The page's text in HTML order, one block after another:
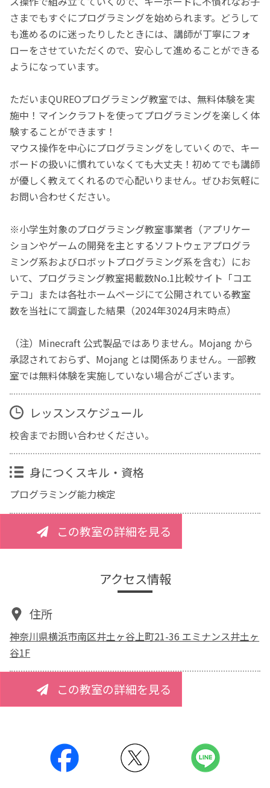
さまでもすぐにプログラミングを始められます。どうして
も進めるのに迷ったりしたときには、講師が丁寧にフォ
ローをさせていただくので、安心して進めることができる
ようになっています。
ただいまQUREOプログラミング教室では、無料体験を実
施中！マインクラフトを使ってプログラミングを楽しく体
験することができます！
マウス操作を中心にプログラミングをしていくので、キー
ボードの扱いに慣れていなくても大丈夫！初めてでも講師
が優しく教えてくれるので心配いりません。ぜひお気軽に
お問い合わせください。
※小学生対象のプログラミング教室事業者（アプリケー
ションやゲームの開発を主とするソフトウェアプログラ
ミング系およびロボットプログラミング系を含む）にお
いて、プログラミング教室掲載数No.1比較サイト「コエ
テコ」または各社ホームページにて公開されている教室
数を当社にて調査した結果（2024年3024月末時点）
（注）Minecraft 公式製品ではありません。Mojang から
承認されておらず、Mojang とは関係ありません。一部教
室では無料体験を実施していない場合がございます。
レッスンスケジュール
校舎までお問い合わせください。
身につくスキル・資格
プログラミング能力検定
この教室の詳細を見る
アクセス情報
住所
神奈川県横浜市南区井土ヶ谷上町21-36 エミナンス井土ヶ
谷1F
この教室の詳細を見る